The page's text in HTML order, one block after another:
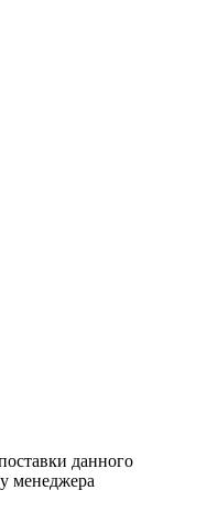
данного
менеджера